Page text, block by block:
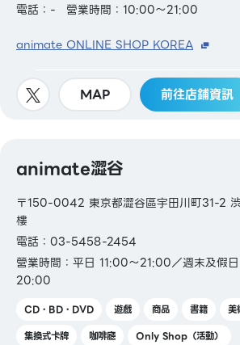
電話：-
營業時間：10:00～21:00
animate ONLINE SHOP KOREA
MAP 前往店鋪資訊
animate澀谷
〒150-0042 東京都澀谷區宇田川町31-2
樓
電話：03-5458-2454
營業時間：平日 11:00～21:00／週末及假
20:00
CD・BD・DVD 遊戲 商品 書籍
美
集換式卡牌
咖啡廳 Only Shop（活動）